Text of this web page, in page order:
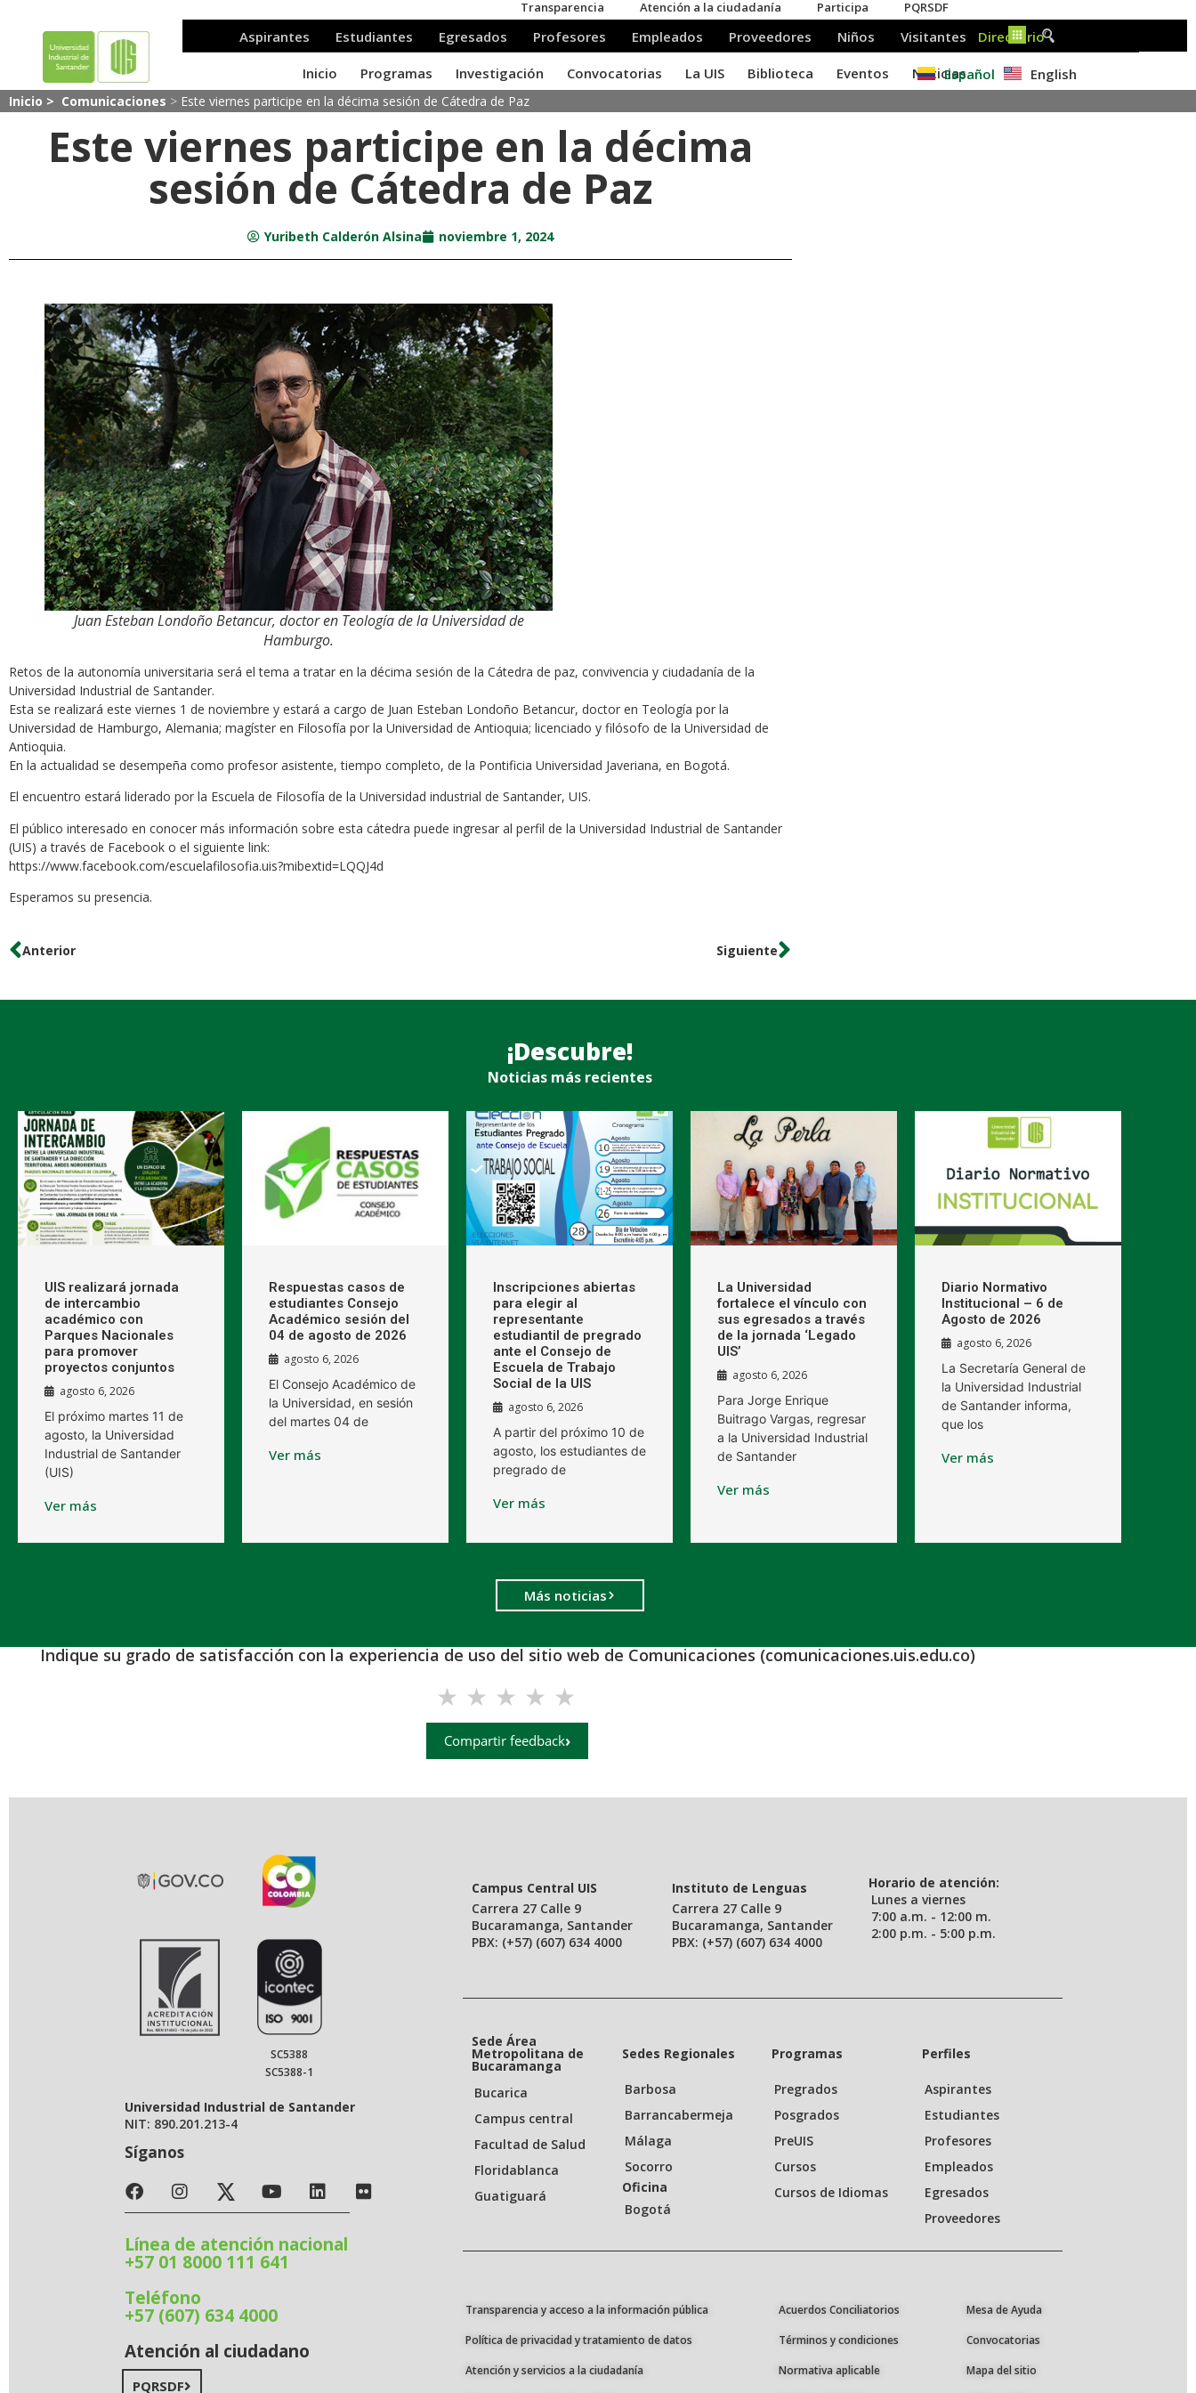
Español English
Inicio > Comunicaciones > Este viernes participe en la décima sesión de Cátedra de Paz
Este viernes participe en la décima
sesión de Cátedra de Paz
Yuribeth Calderón Alsina noviembre 1, 2024
Juan Esteban Londoño Betancur, doctor en Teología de la Universidad de
Hamburgo.
Retos de la autonomía universitaria será el tema a tratar en la décima sesión de la Cátedra de paz, convivencia y ciudadanía de la
Universidad Industrial de Santander.
Esta se realizará este viernes 1 de noviembre y estará a cargo de Juan Esteban Londoño Betancur, doctor en Teología por la
Universidad de Hamburgo, Alemania; magíster en Filosofía por la Universidad de Antioquia; licenciado y filósofo de la Universidad de
Antioquia.
En la actualidad se desempeña como profesor asistente, tiempo completo, de la Pontificia Universidad Javeriana, en Bogotá.
El encuentro estará liderado por la Escuela de Filosofía de la Universidad industrial de Santander, UIS.
El público interesado en conocer más información sobre esta cátedra puede ingresar al perfil de la Universidad Industrial de Santander
(UIS) a través de Facebook o el siguiente link:
https://www.facebook.com/escuelafilosofia.uis?mibextid=LQQJ4d
Esperamos su presencia.
Anterior Siguiente
¡Descubre!
Noticias más recientes
UIS realizará jornada
de intercambio
académico con
Parques Nacionales
para promover
proyectos conjuntos
agosto 6, 2026
El próximo martes 11 de
agosto, la Universidad
Industrial de Santander
(UIS)
Ver más
Respuestas casos de
estudiantes Consejo
Académico sesión del
04 de agosto de 2026
agosto 6, 2026
El Consejo Académico de
la Universidad, en sesión
del martes 04 de
Ver más
Inscripciones abiertas
para elegir al
representante
estudiantil de pregrado
ante el Consejo de
Escuela de Trabajo
Social de la UIS
agosto 6, 2026
A partir del próximo 10 de
agosto, los estudiantes de
pregrado de
Ver más
La Universidad
fortalece el vínculo con
sus egresados a través
de la jornada ‘Legado
UIS’
agosto 6, 2026
Para Jorge Enrique
Buitrago Vargas, regresar
a la Universidad Industrial
de Santander
Ver más
Diario Normativo
Institucional – 6 de
Agosto de 2026
agosto 6, 2026
La Secretaría General de
la Universidad Industrial
de Santander informa,
que los
Ver más
Más noticias
Indique su grado de satisfacción con la experiencia de uso del sitio web de Comunicaciones (comunicaciones.uis.edu.co)